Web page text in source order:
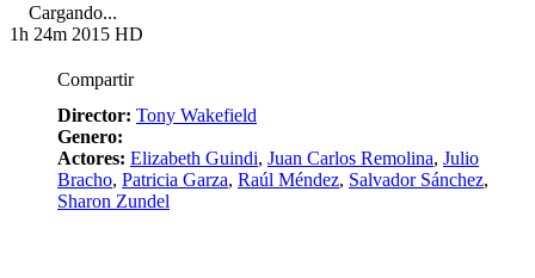
Cargando...
1h 24m 2015 HD
Compartir
Director: Tony Wakefield
Genero:
Actores: Elizabeth Guindi, Juan Carlos Remolina, Julio
Bracho, Patricia Garza, Raúl Méndez, Salvador Sánchez,
Sharon Zundel